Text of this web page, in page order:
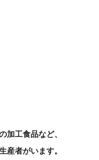
加工食品など、
産者がいます。